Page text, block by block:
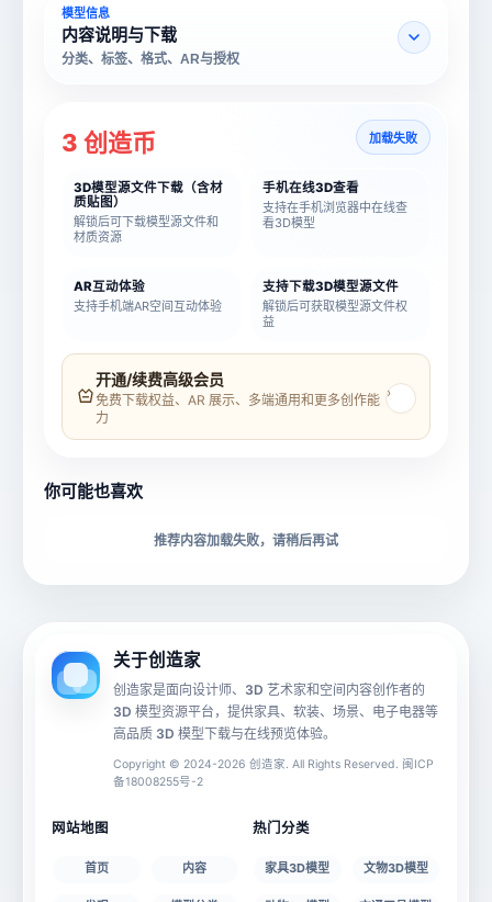
模型信息
内容说明与下载
分类、标签、格式、AR与授权
模型名称
材质贴图
文件大小
3 创造币 加载失败
3D模型源文件下载（含材
质贴图）
解锁后可下载模型源文件和
材质资源
手机在线3D查看
支持在手机浏览器中在线查
看3D模型
AR互动体验
支持手机端AR空间互动体验
支持下载3D模型源文件
解锁后可获取模型源文件权
益
开通/续费高级会员
免费下载权益、AR 展示、多端通用和更多创作能
力
›
你可能也喜欢
推荐内容加载失败，请稍后再试
关于创造家
创造家是面向设计师、3D 艺术家和空间内容创作者的
3D 模型资源平台，提供家具、软装、场景、电子电器等
高品质 3D 模型下载与在线预览体验。
Copyright © 2024-2026 创造家. All Rights Reserved. 闽ICP
备18008255号-2
网站地图
首页 内容
热门分类
家具3D模型 文物3D模型